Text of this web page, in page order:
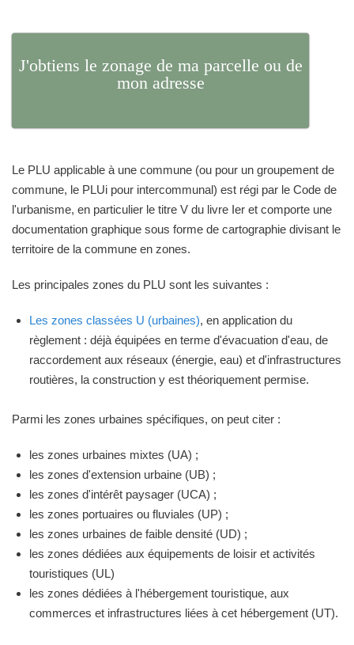
J'obtiens le zonage de ma parcelle ou de
mon adresse
Le PLU applicable à une commune (ou pour un groupement de
commune, le PLUi pour intercommunal) est régi par le Code de
l'urbanisme, en particulier le titre V du livre Ier et comporte une
documentation graphique sous forme de cartographie divisant le
territoire de la commune en zones.
Les principales zones du PLU sont les suivantes :
Les zones classées U (urbaines), en application du
règlement : déjà équipées en terme d'évacuation d'eau, de
raccordement aux réseaux (énergie, eau) et d'infrastructures
routières, la construction y est théoriquement permise.
Parmi les zones urbaines spécifiques, on peut citer :
les zones urbaines mixtes (UA) ;
les zones d'extension urbaine (UB) ;
les zones d'intérêt paysager (UCA) ;
les zones portuaires ou fluviales (UP) ;
les zones urbaines de faible densité (UD) ;
les zones dédiées aux équipements de loisir et activités
touristiques (UL)
les zones dédiées à l'hébergement touristique, aux
commerces et infrastructures liées à cet hébergement (UT).